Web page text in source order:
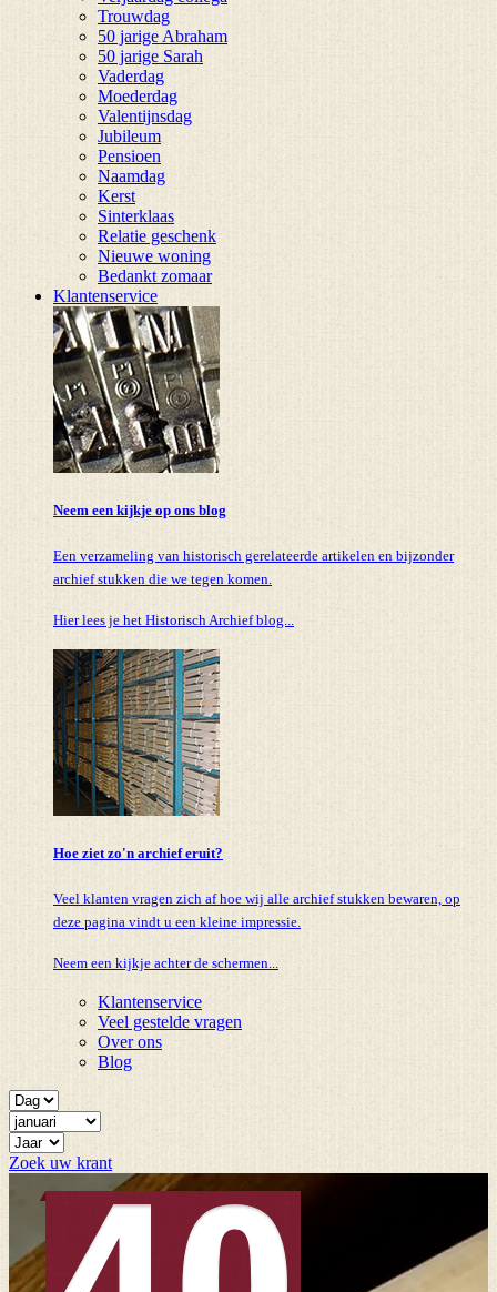
Trouwdag
50 jarige Abraham
50 jarige Sarah
Vaderdag
Moederdag
Valentijnsdag
Jubileum
Pensioen
Naamdag
Kerst
Sinterklaas
Relatie geschenk
Nieuwe woning
Bedankt zomaar
Klantenservice
Neem een kijkje op ons blog
Een verzameling van historisch gerelateerde artikelen en bijzonder
archief stukken die we tegen komen.
Hier lees je het Historisch Archief blog...
Hoe ziet zo'n archief eruit?
Veel klanten vragen zich af hoe wij alle archief stukken bewaren, op
deze pagina vindt u een kleine impressie.
Neem een kijkje achter de schermen...
Klantenservice
Veel gestelde vragen
Over ons
Blog
Zoek uw krant